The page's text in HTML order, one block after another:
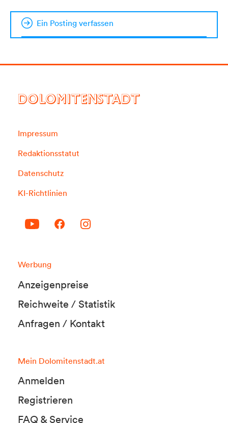
Ein Posting verfassen
DOLOMITENSTADT
Impressum
Redaktionsstatut
Datenschutz
KI-Richtlinien
Werbung
Anzeigenpreise
Reichweite / Statistik
Anfragen / Kontakt
Mein Dolomitenstadt.at
Anmelden
Registrieren
FAQ & Service